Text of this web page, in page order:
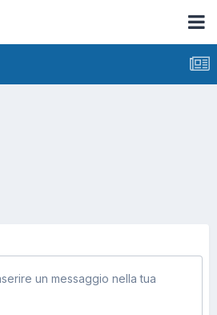
un messaggio nella tua